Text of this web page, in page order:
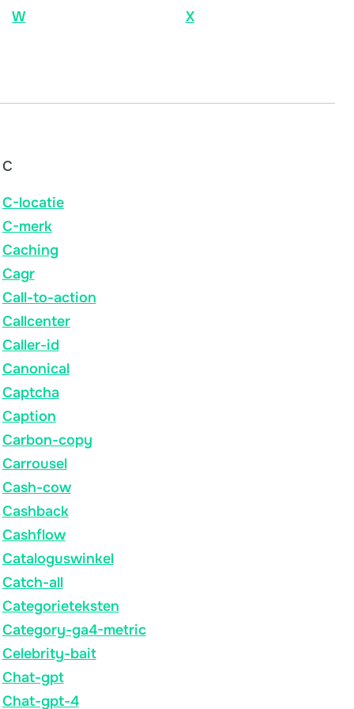
W
X
C
C-locatie
C-merk
Caching
Cagr
Call-to-action
Callcenter
Caller-id
Canonical
Captcha
Caption
Carbon-copy
Carrousel
Cash-cow
Cashback
Cashflow
Cataloguswinkel
Catch-all
Categorieteksten
Category-ga4-metric
Celebrity-bait
Chat-gpt
Chat-gpt-4